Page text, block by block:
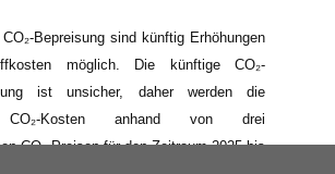
Bepreisung sind künftig Erhöhungen
möglich. Die künftige CO₂-
ist unsicher, daher werden die
CO₂-Kosten anhand von drei
CO₂-Preisen für den Zeitraum 2025 bis